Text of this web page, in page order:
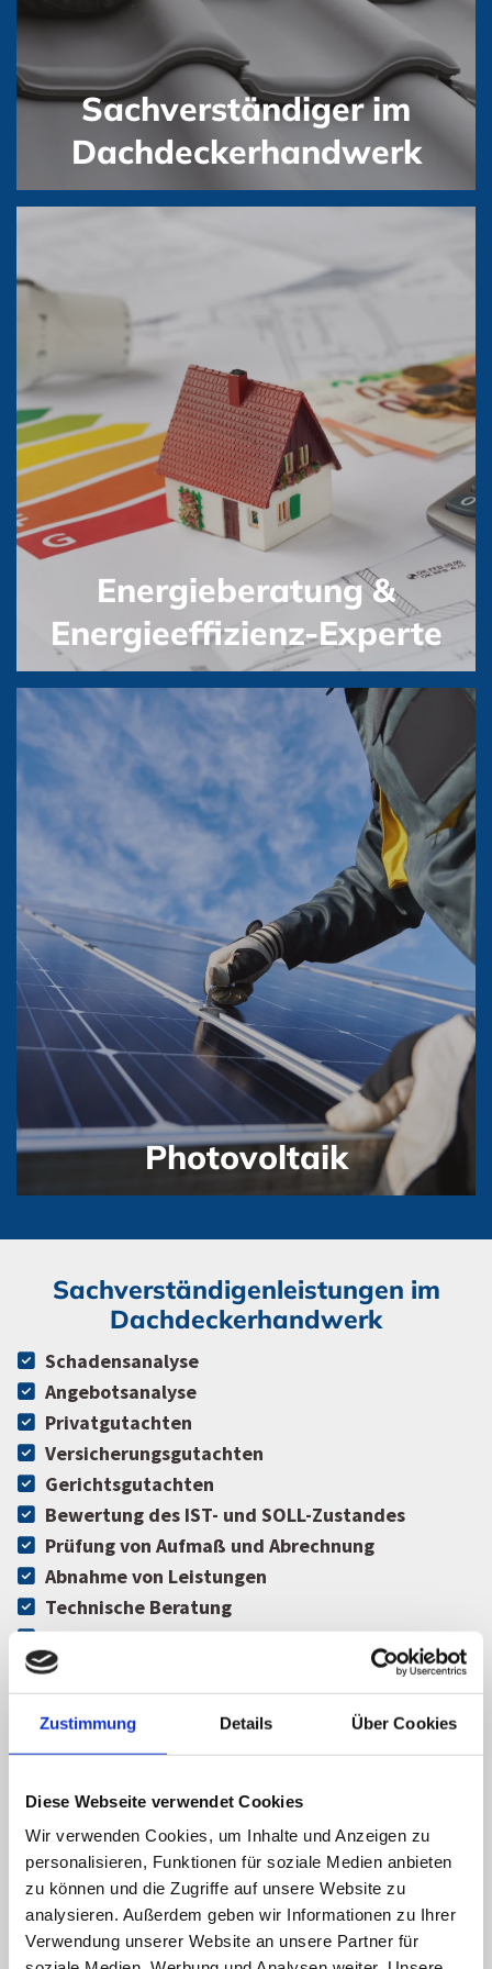
Zustimmung Details Über Cookies
Diese Webseite verwendet Cookies
Wir verwenden Cookies, um Inhalte und Anzeigen zu
personalisieren, Funktionen für soziale Medien anbieten
zu können und die Zugriffe auf unsere Website zu
analysieren. Außerdem geben wir Informationen zu Ihrer
Verwendung unserer Website an unsere Partner für
Sachverständiger im
Dachdeckerhandwerk
Energieberatung &
Energieeffizienz-Experte
Photovoltaik
Sachverständigenleistungen im
Dachdeckerhandwerk
Schadensanalyse
Angebotsanalyse
Privatgutachten
Versicherungsgutachten
Gerichtsgutachten
Bewertung des IST- und SOLL-Zustandes
Prüfung von Aufmaß und Abrechnung
Abnahme von Leistungen
Technische Beratung
Baubegleitende Qualitätsüberwachung
Schadensbewertungen
Beweissicherung
Umfassende Ursachenforschung
Hilfestellung bei der Vergabe von Aufträgen
Inspektionen an schwer zugänglichen Stellen
mit Drohne
Leistungen als Energieeffizienz-
Experte
Individueller Sanierungsfahrplan (iSFP)